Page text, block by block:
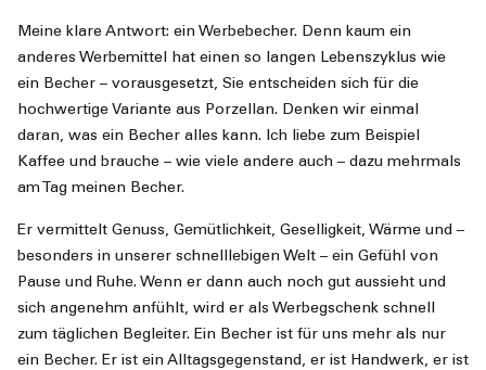
Meine klare Antwort: ein Werbebecher. Denn kaum ein
anderes Werbemittel hat einen so langen Lebenszyklus wie
ein Becher – vorausgesetzt, Sie entscheiden sich für die
hochwertige Variante aus Porzellan. Denken wir einmal
daran, was ein Becher alles kann. Ich liebe zum Beispiel
Kaffee und brauche – wie viele andere auch – dazu mehrmals
am Tag meinen Becher.
Er vermittelt Genuss, Gemütlichkeit, Geselligkeit, Wärme und –
besonders in unserer schnelllebigen Welt – ein Gefühl von
Pause und Ruhe. Wenn er dann auch noch gut aussieht und
sich angenehm anfühlt, wird er als Werbegschenk schnell
zum täglichen Begleiter. Ein Becher ist für uns mehr als nur
ein Becher. Er ist ein Alltagsgegenstand, er ist Handwerk, er ist